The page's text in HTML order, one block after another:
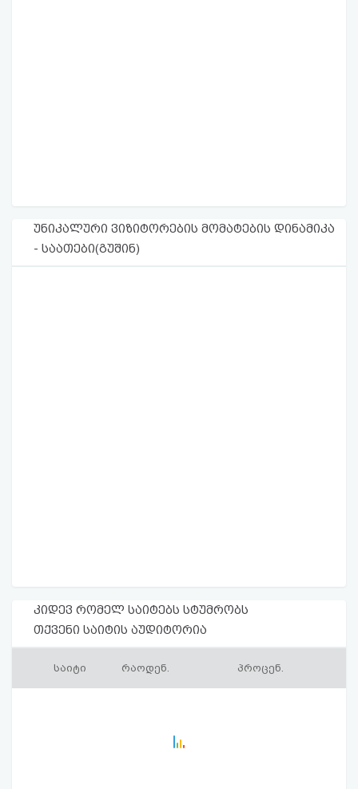
უნიკალური ვიზიტორების მომატების დინამიკა
- საათები(გუშინ)
კიდევ რომელ საიტებს სტუმრობს
თქვენი საიტის აუდიტორია
საიტი რაოდენ. პროცენ.